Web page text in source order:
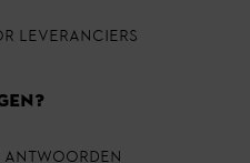
LEVERANCIERS
ANTWOORDEN